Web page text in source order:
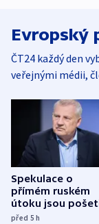
Evropský
ČT24 každý den
veřejnými médii,
Spekulace o
přímém ruském
útoku jsou
míní estonský
před 5h